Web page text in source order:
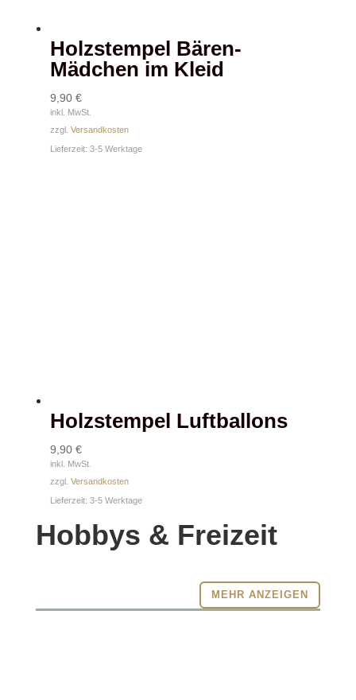
Holzstempel Bären-
Mädchen im Kleid
9,90 €
inkl. MwSt.
zzgl. Versandkosten
Lieferzeit: 3-5 Werktage
Holzstempel Luftballons
9,90 €
inkl. MwSt.
zzgl. Versandkosten
Lieferzeit: 3-5 Werktage
Hobbys & Freizeit
MEHR ANZEIGEN